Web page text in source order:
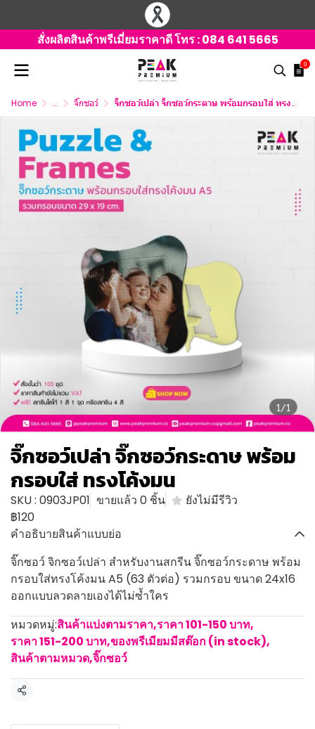
สั่งผลิตสินค้าพรีเมี่ยมราคาดี โทร :084 641 5665
0
Home ... จิ๊กซอว์ จิ๊กซอว์เปล่า จิ๊กซอว์กระดาษ พร้อมกรอบใส่ ทรงโค้งมน
1/1
จิ๊กซอว์เปล่า จิ๊กซอว์กระดาษ พร้อม
กรอบใส่ ทรงโค้งมน
SKU : 0903JP01 ขายแล้ว 0 ชิ้น
ยังไม่มีรีวิว
฿120
คำอธิบายสินค้าแบบย่อ
จิ๊กซอว์ จิกซอว์เปล่า สำหรับงานสกรีน จิ๊กซอว์กระดาษ พร้อม
กรอบใส่ทรงโค้งมน A5 (63 ตัวต่อ) รวมกรอบ ขนาด 24x16
ออกแบบลวดลายเองได้ไม่ซ้ำใคร
หมวดหมู่:สินค้าแบ่งตามราคา,ราคา 101-150 บาท,
ราคา 151-200 บาท,ของพรีเมียมมีสต๊อก (in stock),
สินค้าตามหมวด,จิ๊กซอว์
แชร์